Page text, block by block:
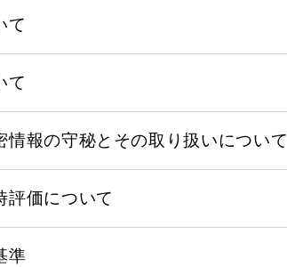
て
て
報の守秘とその取り扱いについて
評価について
準